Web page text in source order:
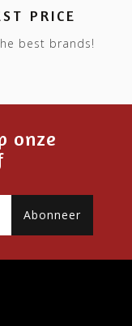
PRICE
best brands!
onze
Abonneer